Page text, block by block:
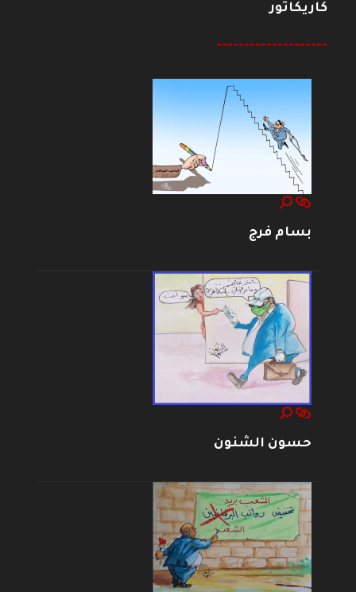
كاريكاتور
--------------------
بسام فرج
حسون الشنون